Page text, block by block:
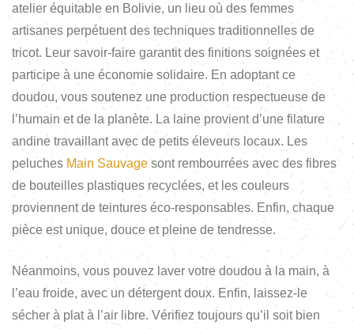
atelier équitable en Bolivie, un lieu où des femmes
artisanes perpétuent des techniques traditionnelles de
tricot. Leur savoir-faire garantit des finitions soignées et
participe à une économie solidaire. En adoptant ce
doudou, vous soutenez une production respectueuse de
l’humain et de la planète. La laine provient d’une filature
andine travaillant avec de petits éleveurs locaux. Les
peluches Main Sauvage sont rembourrées avec des fibres
de bouteilles plastiques recyclées, et les couleurs
proviennent de teintures éco-responsables. Enfin, chaque
pièce est unique, douce et pleine de tendresse.
Néanmoins, vous pouvez laver votre doudou à la main, à
l’eau froide, avec un détergent doux. Enfin, laissez-le
sécher à plat à l’air libre. Vérifiez toujours qu’il soit bien